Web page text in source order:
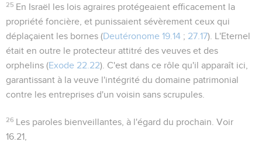
25 En Israël les lois agraires protégeaient efficacement la
propriété foncière, et punissaient sévèrement ceux qui
déplaçaient les bornes (Deutéronome 19.14 ; 27.17). L'Eternel
était en outre le protecteur attitré des veuves et des
orphelins (Exode 22.22). C'est dans ce rôle qu'il apparaît ici,
garantissant à la veuve l'intégrité du domaine patrimonial
contre les entreprises d'un voisin sans scrupules.
26 Les paroles bienveillantes , à l'égard du prochain. Voir
16.21